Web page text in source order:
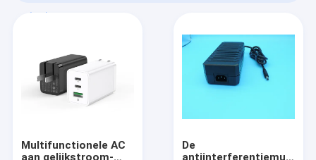
Multifunctionele AC
aan gelijkstroom-
De
antiinterferentiemuur